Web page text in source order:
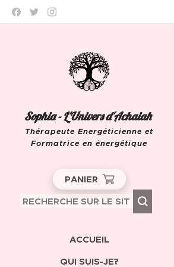
Sophia - L'Univers d'Achaiah
Thérapeute Energéticienne et
Formatrice en énergétique
PANIER
ACCUEIL
QUI SUIS-JE?